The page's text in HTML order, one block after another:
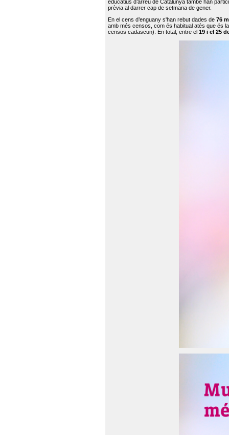
educatius d’arreu de Catalunya també han
prèvia al darrer cap de setmana de gener.
En el cens d’enguany s'han rebut dades de 76
amb més censos, com és habitual atès que és
censos cadascun). En total, entre el 19 i el 25